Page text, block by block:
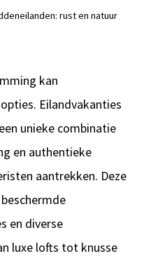
rust en natuur
kan
Eilandvakanties
unieke combinatie
en authentieke
aantrekken. Deze
en diverse
luxe lofts tot knusse